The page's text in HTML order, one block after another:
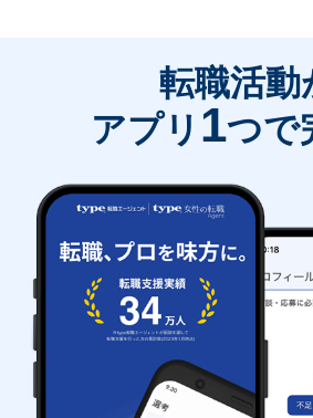
転職活動
アプリ 1つで